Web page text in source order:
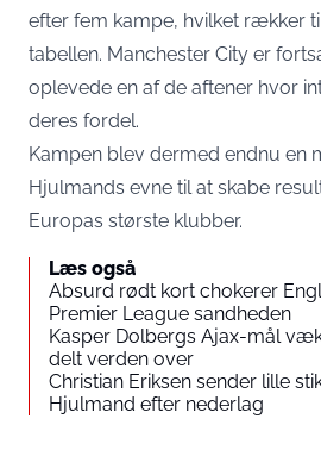
efter fem kampe, hvilket rækker
tabellen. Manchester City er
oplevede en af de aftener hvor
deres fordel.
Kampen blev dermed endnu en
Hjulmands evne til at skabe
Europas største klubber.
Læs også
Absurd rødt kort chokerer
Premier League sandheden
Kasper Dolbergs Ajax-mål
delt verden over
Christian Eriksen sender lille
Hjulmand efter nederlag